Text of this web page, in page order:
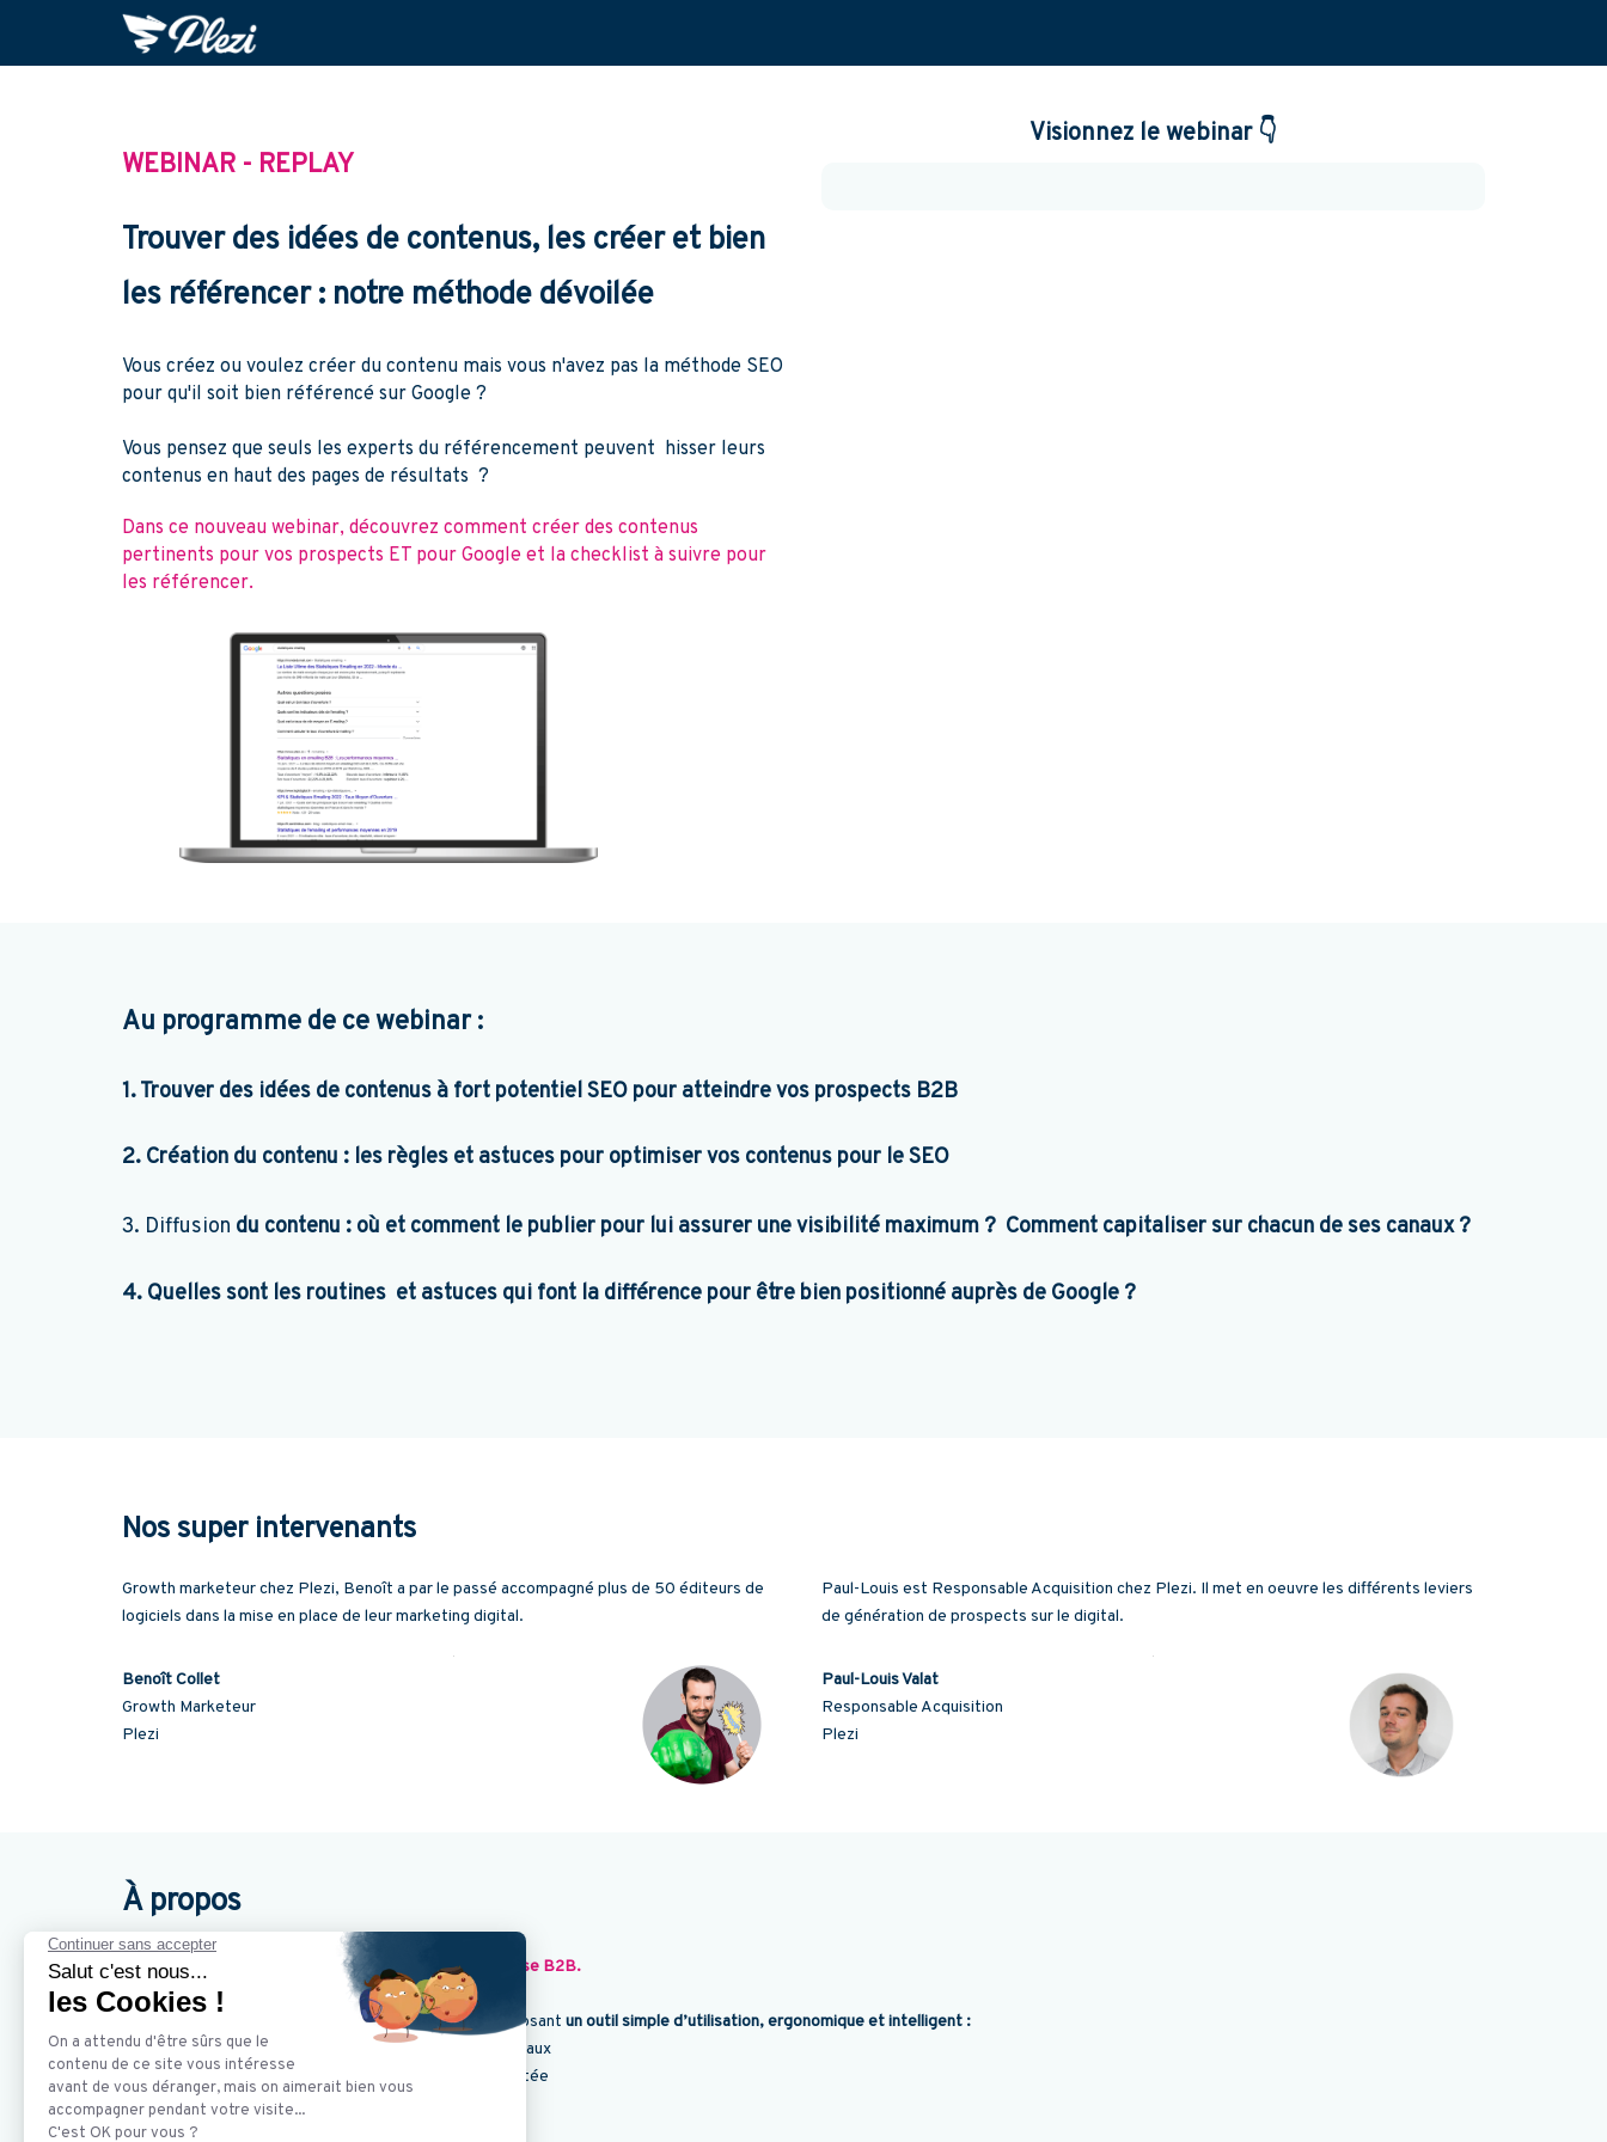
WEBINAR - REPLAY
Trouver des idées de contenus, les créer et bien
les référencer : notre méthode dévoilée
Vous créez ou voulez créer du contenu mais vous n'avez pas la méthode SEO
pour qu'il soit bien référencé sur Google ?
Vous pensez que seuls les experts du référencement peuvent hisser leurs
contenus en haut des pages de résultats ?
Dans ce nouveau webinar, découvrez comment créer des contenus
pertinents pour vos prospects ET pour Google et la checklist à suivre pour
les référencer.
Visionnez le webinar 👇
Au programme de ce webinar :
1. Trouver des idées de contenus à fort potentiel SEO pour atteindre vos prospects B2B
2. Création du contenu : les règles et astuces pour optimiser vos contenus pour le SEO
3. Diffusion du contenu : où et comment le publier pour lui assurer une visibilité maximum ? Comment capitaliser sur chacun de ses canaux ?
4. Quelles sont les routines et astuces qui font la différence pour être bien positionné auprès de Google ?
Nos super intervenants
Growth marketeur chez Plezi, Benoît a par le passé accompagné plus de 50 éditeurs de
logiciels dans la mise en place de leur marketing digital.
Benoît Collet
Growth Marketeur
Plezi
Paul-Louis est Responsable Acquisition chez Plezi. Il met en oeuvre les différents leviers
de génération de prospects sur le digital.
Paul-Louis Valat
Responsable Acquisition
Plezi
À propos
Plezi est une solution de marketing automation française B2B.
Notre objectif : simplifier votre quotidien en vous proposant un outil simple d’utilisation, ergonomique et intelligent :
👉 Générez des prospects qualifiés pour vos commerciaux
Gagnez du temps
sur vos tâches à faible valeur ajoutée
👉 Structurez votre stratégie de marketing digital